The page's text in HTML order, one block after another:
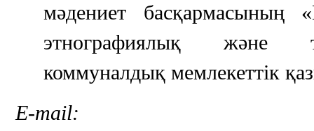
мәдениет басқармасының
этнографиялық және
коммуналдық мемлекеттік
E-mail: